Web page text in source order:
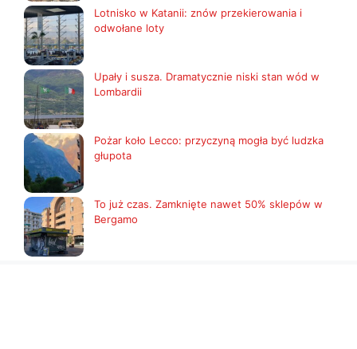
Lotnisko w Katanii: znów przekierowania i
odwołane loty
Upały i susza. Dramatycznie niski stan wód w
Lombardii
Pożar koło Lecco: przyczyną mogła być ludzka
głupota
To już czas. Zamknięte nawet 50% sklepów w
Bergamo